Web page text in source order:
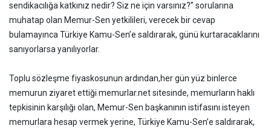
sendikacılığa katkınız nedir? Siz ne için varsınız?” sorularına
muhatap olan Memur-Sen yetkilileri, verecek bir cevap
bulamayınca Türkiye Kamu-Sen’e saldırarak, günü kurtaracaklarını
sanıyorlarsa yanılıyorlar.
Toplu sözleşme fiyaskosunun ardından,her gün yüz binlerce
memurun ziyaret ettiği memurlar.net sitesinde, memurların haklı
tepkisinin karşılığı olan, Memur-Sen başkanının istifasını isteyen
memurlara hesap vermek yerine, Türkiye Kamu-Sen’e saldırarak,